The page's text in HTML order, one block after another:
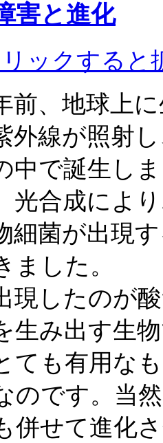
害と進化
前、地球上
外線が照射
中で誕生し
光合成によ
細菌が出現
ました。
現したのが
生み出す生
ても有用な
のです。当
併せて進化